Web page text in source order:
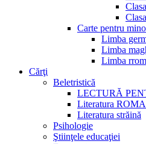
Carte pentru
Limba
Limba
Limba
Cărţi
Beletristică
LECTURĂ
Literatura
Literatura străină
Psihologie
Ştiinţele educaţiei